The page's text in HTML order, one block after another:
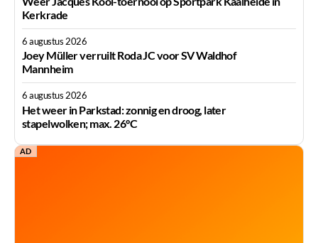
Kerkrade
6 augustus 2026
Joey Müller verruilt Roda JC voor SV Waldhof
Mannheim
6 augustus 2026
Het weer in Parkstad: zonnig en droog, later
stapelwolken; max. 26°C
AD